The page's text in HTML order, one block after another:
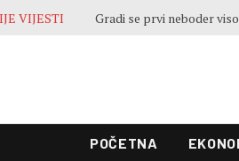
VIJESTI
POČETNA